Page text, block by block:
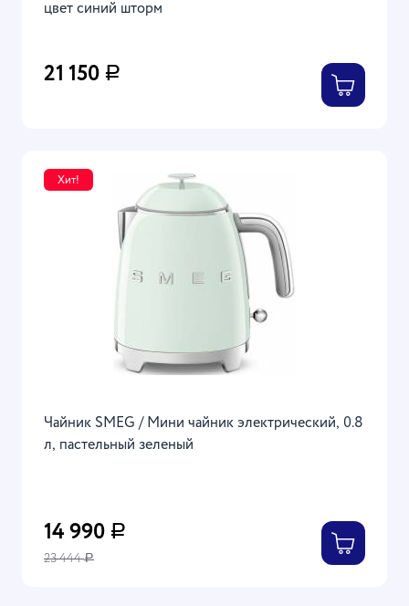
цвет синий шторм
21 150 Р
Хит!
Чайник SMEG / Мини чайник электрический, 0.8
л, пастельный зеленый
14 990 Р
23 444Р